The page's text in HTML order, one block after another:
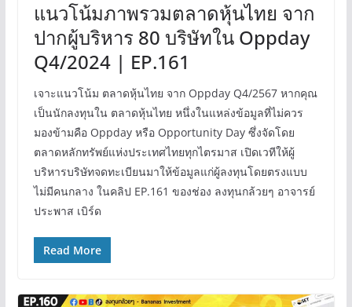
แนวโน้มภาพรวมตลาดหุ้นไทย จาก
ปากผู้บริหาร 80 บริษัทใน Oppday
Q4/2024 | EP.161
เจาะแนวโน้ม ตลาดหุ้นไทย จาก Oppday Q4/2567 หากคุณ
เป็นนักลงทุนใน ตลาดหุ้นไทย หนึ่งในแหล่งข้อมูลที่ไม่ควร
มองข้ามคือ Oppday หรือ Opportunity Day ซึ่งจัดโดย
ตลาดหลักทรัพย์แห่งประเทศไทยทุกไตรมาส เปิดเวทีให้ผู้
บริหารบริษัทจดทะเบียนมาให้ข้อมูลแก่ผู้ลงทุนโดยตรงแบบ
ไม่มีคนกลาง ในคลิป EP.161 ของช่อง ลงทุนกล้วยๆ อาจารย์
ประพาส เบิร์ด
Read More